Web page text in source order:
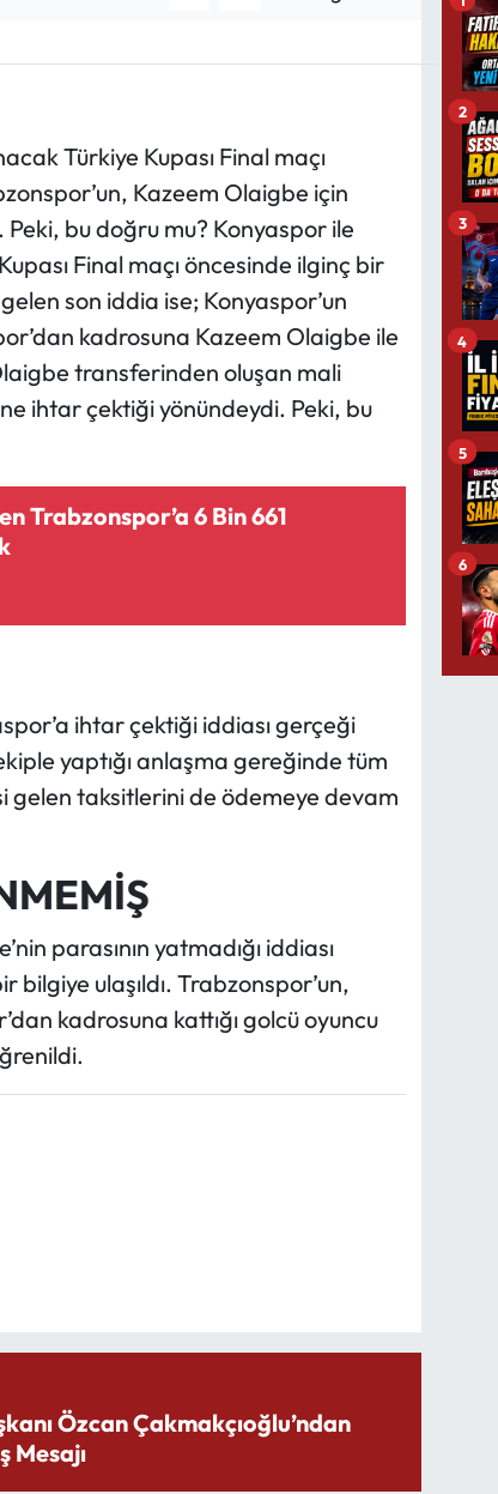
Türkiye Kupası Final maçı
Kazeem Olaigbe için
bu doğru mu? Konyaspor ile
Final maçı öncesinde ilginç bir
son iddia ise; Konyaspor’un
kadrosuna Kazeem Olaigbe ile
transferinden oluşan mali
ihtar çektiği yönündeydi. Peki, bu
Trabzonspor’a 6 Bin 661
ihtar çektiği iddiası gerçeği
yaptığı anlaşma gereğinde tüm
gelen taksitlerini de ödemeye devam
parasının yatmadığı iddiası
ulaşıldı. Trabzonspor’un,
kadrosuna kattığı golcü oyuncu
Özcan Çakmakçıoğlu’ndan
Mesajı
2
3
4
5
6